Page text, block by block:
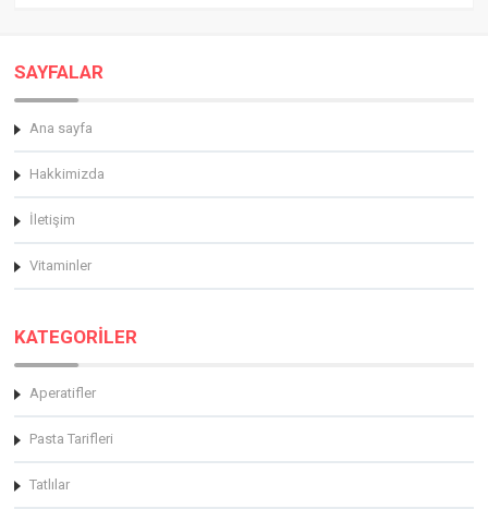
SAYFALAR
Ana sayfa
Hakkimizda
İletişim
Vitaminler
KATEGORİLER
Aperatifler
Pasta Tarifleri
Tatlılar